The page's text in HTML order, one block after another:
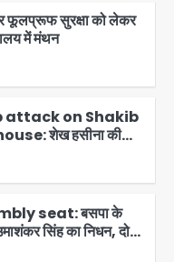
फूलप्रूफ सुरक्षा को लेकर
में मंथन
attack on Shakib
शेख हसीना की
में जुड़ने पर भड़का
के मगुरा स्थित घर पर
seat: बसपा के
सिंह का निधन, दो
थे